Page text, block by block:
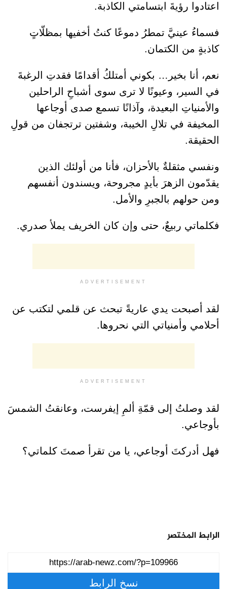
اعتادوا رؤيةَ ابتسامتي الكاذبة.
فسماءُ عينيَّ تمطرُ دموعًا كنتُ أخفيها بمظلّاتٍ
كاذبةٍ من الكتمان.
نعم، أنا بخير… بكوني أمتلكُ أقدامًا فقدتِ الرغبةَ
في السير، وعيونًا لا ترى سوى أشباحِ الراحلين
والأمنياتِ البعيدة، وآذانًا تسمع صدى أوجاعها
المخيفة في تلالِ الخيبة، وشفتين ترتجفان من قولِ
الحقيقة.
ونفسي مثقلةٌ بالأحزان، فأنا من أولئك الذين
يقدّمون الزهرَ بأيدٍ مجروحة، ويسندون أنفسهم
ومن حولهم بالجبرِ والأمل.
فكلماتي ربيعٌ، حتى وإن كان الخريف يملأ صدري.
ADVERTISEMENT
لقد أصبحت يدي عاريةً تبحث عن قلمي لتكتب عن
أحلامي وأمنياتي التي نحروها.
ADVERTISEMENT
لقد وصلتُ إلى قمّةِ ألمِ إيفرست، وعانقتُ الشمسَ
بأوجاعي.
فهل أدركتَ أوجاعي، يا من تقرأ صمتَ كلماتي؟
الرابط المختصر
نسخ الرابط